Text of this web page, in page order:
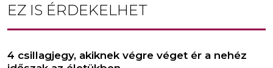
EZ IS ÉRDEKELHET
4 csillagjegy, akiknek végre véget ér a nehéz